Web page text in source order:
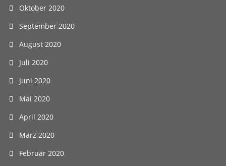
Oktober 2020
September 2020
August 2020
Juli 2020
Juni 2020
Mai 2020
April 2020
März 2020
Februar 2020